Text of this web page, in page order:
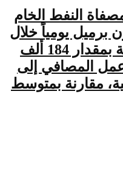
النفط الخام
بلغت 16.1 مليون برميل يومياً خلال
الأسبوع الماضي، متراجعة بمقدار 184 ألف
عمل المصافي إلى
مقارنة بمتوسط